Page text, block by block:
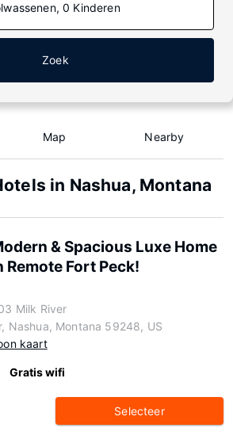
0 Kinderen
Zoek
Map Nearby
in Nashua, Montana
& Spacious Luxe Home
Remote Fort Peck!
Milk River
Nashua, Montana 59248, US
kaart
Gratis wifi
Selecteer